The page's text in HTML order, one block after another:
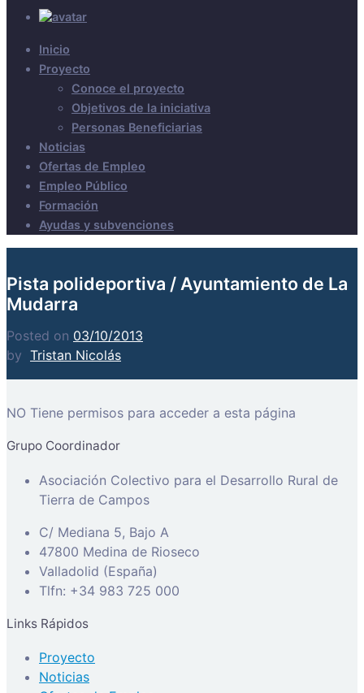
Inicio
Proyecto
Conoce el proyecto
Objetivos de la iniciativa
Personas Beneficiarias
Noticias
Ofertas de Empleo
Empleo Público
Formación
Ayudas y subvenciones
Pista polideportiva / Ayuntamiento de La
Mudarra
Posted on 03/10/2013
by Tristan Nicolás
NO Tiene permisos para acceder a esta página
Grupo Coordinador
Asociación Colectivo para el Desarrollo Rural de
Tierra de Campos
C/ Mediana 5, Bajo A
47800 Medina de Rioseco
Valladolid (España)
Tlfn: +34 983 725 000
Links Rápidos
Proyecto
Noticias